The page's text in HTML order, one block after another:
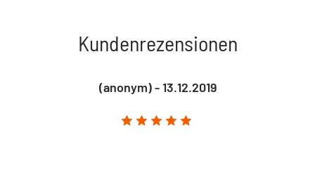
Kundenrezensionen
(anonym) - 13.12.2019